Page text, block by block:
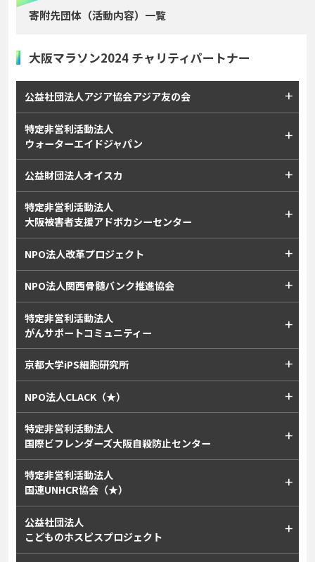
寄附先団体（活動内容）一覧
大阪マラソン2024 チャリティパートナー
公益社団法人アジア協会アジア友の会
特定非営利活動法人
ウォーターエイドジャパン
公益財団法人オイスカ
特定非営利活動法人
大阪被害者支援アドボカシーセンター
NPO法人改革プロジェクト
NPO法人関西骨髄バンク推進協会
特定非営利活動法人
がんサポートコミュニティー
京都大学iPS細胞研究所
NPO法人CLACK（★）
特定非営利活動法人
国際ビフレンダーズ大阪自殺防止センター
特定非営利活動法人
国連UNHCR協会（★）
公益社団法人
こどものホスピスプロジェクト